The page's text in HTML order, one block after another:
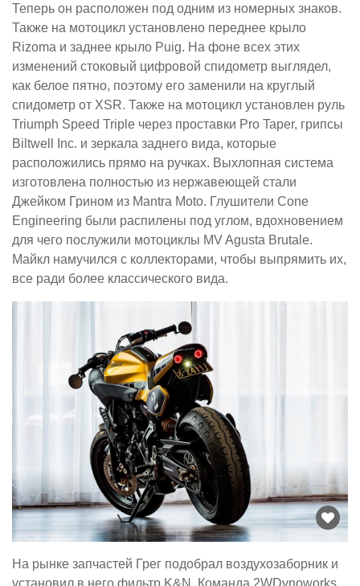
Теперь он расположен под одним из номерных знаков.
Также на мотоцикл установлено переднее крыло
Rizoma и заднее крыло Puig. На фоне всех этих
изменений стоковый цифровой спидометр выглядел,
как белое пятно, поэтому его заменили на круглый
спидометр от XSR. Также на мотоцикл установлен руль
Triumph Speed Triple через проставки Pro Taper, грипсы
Biltwell Inc. и зеркала заднего вида, которые
расположились прямо на ручках. Выхлопная система
изготовлена полностью из нержавеющей стали
Джейком Грином из Mantra Moto. Глушители Cone
Engineering были распилены под углом, вдохновением
для чего послужили мотоциклы MV Agusta Brutale.
Майкл намучился с коллекторами, чтобы выпрямить их,
все ради более классического вида.
На рынке запчастей Грег подобрал воздухозаборник и
установил в него фильтр K&N. Команда 2WDynoworks